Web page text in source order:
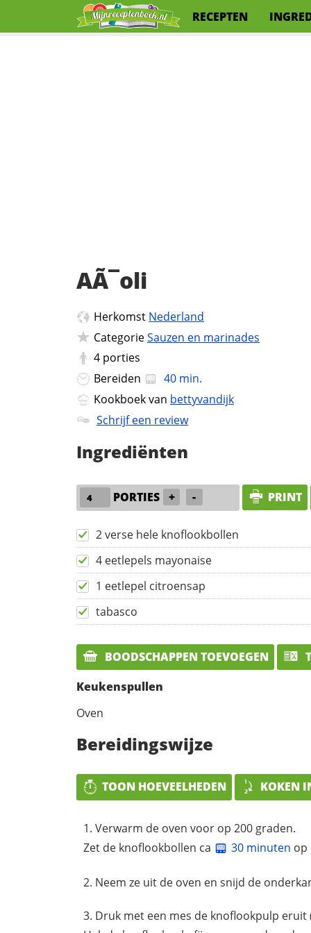
RECEPTEN
AÃ¯oli
Herkomst Nederland
CategorieSauzen en marinades
4 porties
Bereiden
40 min.
Kookboek van bettyvandijk
Schrijf een review
Ingrediënten
PORTIES + - PRINT
2 verse hele knoflookbollen
4 eetlepels mayonaise
1 eetlepel citroensap
tabasco
BOODSCHAPPEN TOEVOEGEN
Keukenspullen
Oven
Bereidingswijze
TOON HOEVEELHEDEN KOKEN
Verwarm de oven voor op 200 graden.
Zet de knoflookbollen ca
30 minuten op
Neem ze uit de oven en snijd de
Druk met een mes de knoflookpulp